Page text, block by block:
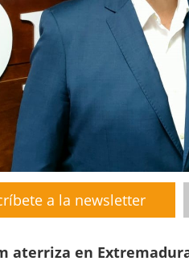
a la newsletter
aterriza en